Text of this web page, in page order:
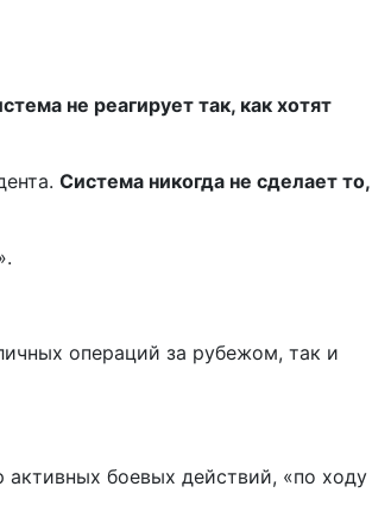
не реагирует так, как хотят
Система никогда не сделает то,
операций за рубежом, так и
боевых действий, «по ходу